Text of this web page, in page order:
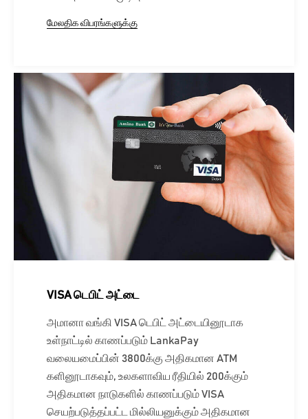
மேலதிக விபரங்களுக்கு
VISA டெபிட் அட்டை
அமானா வங்கி VISA டெபிட் அட்டையினூடாக
உள்நாட்டில் காணப்படும் LankaPay
வலையமைப்பின் 3800க்கு அதிகமான ATM
களினூடாகவும், உலகளாவிய ரீதியில் 200க்கும்
அதிகமான நாடுகளில் காணப்படும் VISA
செயற்படுத்தப்பட்ட மில்லியனுக்கும் அதிகமான